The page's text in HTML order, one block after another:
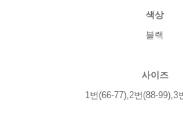
색상
블랙
사이즈
1번(66-77),2번(88-99),3